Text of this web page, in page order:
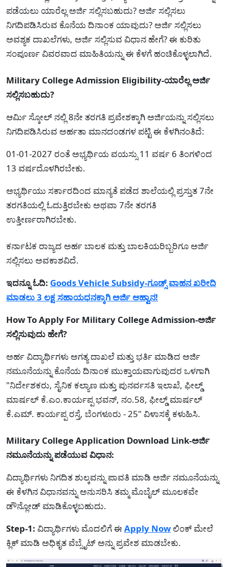
ಪಡೆಯಲು ಯಾರೆಲ್ಲ ಅರ್ಜಿ ಸಲ್ಲಿಸಬಹುದು? ಅರ್ಜಿ ಸಲ್ಲಿಸಲು
ನಿಗದಿಪಡಿಸಿರುವ ಕೊನೆಯ ದಿನಾಂಕ ಯಾವುದು? ಅರ್ಜಿ ಸಲ್ಲಿಸಲು
ಅವಶ್ಯಕ ದಾಖಲೆಗಳು, ಅರ್ಜಿ ಸಲ್ಲಿಸುವ ವಿಧಾನ ಹೇಗೆ? ಈ ಕುರಿತು
ಸಂಪೂರ್ಣ ವಿವರವಾದ ಮಾಹಿತಿಯನ್ನು ಈ ಕೆಳಗೆ ಹಂಚಿಕೊಳ್ಳಲಾಗಿದೆ.
Military College Admission Eligibility-ಯಾರೆಲ್ಲ ಅರ್ಜಿ
ಸಲ್ಲಿಸಬಹುದು?
ಆರ್ಮಿ ಸ್ಕೋಲ್ ನಲ್ಲಿ 8ನೇ ತರಗತಿ ಪ್ರವೇಶಕ್ಕಾಗಿ ಅರ್ಜಿಯನ್ನು ಸಲ್ಲಿಸಲು
ನಿಗದಿಪಡಿಸಿರುವ ಅರ್ಹತಾ ಮಾನದಂಡಗಳ ಪಟ್ಟಿ ಈ ಕೆಳಗಿನಂತಿದೆ:
01-01-2027 ರಂತೆ ಅಭ್ಯರ್ಥಿಯ ವಯಸ್ಸು 11 ವರ್ಷ 6 ತಿಂಗಳಿಂದ
13 ವರ್ಷದೊಳಗಿರಬೇಕು.
ಅಭ್ಯರ್ಥಿಯು ಸರ್ಕಾರದಿಂದ ಮಾನ್ಯತೆ ಪಡೆದ ಶಾಲೆಯಲ್ಲಿ ಪ್ರಸ್ತುತ 7ನೇ
ತರಗತಿಯಲ್ಲಿ ಓದುತ್ತಿರಬೇಕು ಅಥವಾ 7ನೇ ತರಗತಿ
ಉತ್ತೀರ್ಣರಾಗಿರಬೇಕು.
ಕರ್ನಾಟಕ ರಾಜ್ಯದ ಅರ್ಹ ಬಾಲಕ ಮತ್ತು ಬಾಲಕಿಯರಿಬ್ಬರಿಗೂ ಅರ್ಜಿ
ಸಲ್ಲಿಸಲು ಅವಕಾಶವಿದೆ.
ಇದನ್ನೂ ಓದಿ: Goods Vehicle Subsidy-ಗೂಡ್ಸ್ ವಾಹನ ಖರೀದಿ
ಮಾಡಲು 3 ಲಕ್ಷ ಸಹಾಯಧನಕ್ಕಾಗಿ ಅರ್ಜಿ ಆಹ್ವಾನ!
How To Apply For Military College Admission-ಅರ್ಜಿ
ಸಲ್ಲಿಸುವುದು ಹೇಗೆ?
ಅರ್ಹ ವಿದ್ಯಾರ್ಥಿಗಳು ಅಗತ್ಯ ದಾಖಲೆ ಮತ್ತು ಭರ್ತಿ ಮಾಡಿದ ಅರ್ಜಿ
ನಮೂನೆಯನ್ನು ಕೊನೆಯ ದಿನಾಂಕ ಮುಕ್ತಾಯವಾಗುವುದರ ಒಳಗಾಗಿ
"ನಿರ್ದೇಶಕರು, ಸೈನಿಕ ಕಲ್ಯಾಣ ಮತ್ತು ಪುನರ್ವಸತಿ ಇಲಾಖೆ, ಫೀಲ್ಡ್
ಮಾರ್ಷಲ್ ಕೆ.ಎಂ.ಕಾರ್ಯಪ್ಪ ಭವನ್, ನಂ.58, ಫೀಲ್ಡ್ ಮಾರ್ಷಲ್
ಕೆ.ಎಮ್. ಕಾರ್ಯಪ್ಪ ರಸ್ತೆ, ಬೆಂಗಳೂರು - 25" ವಿಳಾಸಕ್ಕೆ ಕಳುಹಿಸಿ.
Military College Application Download Link-ಅರ್ಜಿ
ನಮೂನೆಯನ್ನು ಪಡೆಯುವ ವಿಧಾನ:
ವಿದ್ಯಾರ್ಥಿಗಳು ನಿಗದಿತ ಶುಲ್ಕವನ್ನು ಪಾವತಿ ಮಾಡಿ ಅರ್ಜಿ ನಮೂನೆಯನ್ನು
ಈ ಕೆಳಗಿನ ವಿಧಾನವನ್ನು ಅನುಸರಿಸಿ ತಮ್ಮ ಮೊಬೈಲ್ ಮೂಲಕವೇ
ಡೌನ್ಲೋಡ್ ಮಾಡಿಕೊಳ್ಳಬಹುದು.
Step-1: ವಿದ್ಯಾರ್ಥಿಗಳು ಮೊದಲಿಗೆ ಈ Apply Now ಲಿಂಕ್ ಮೇಲೆ
ಕ್ಲಿಕ್ ಮಾಡಿ ಅಧಿಕೃತ ವೆಬ್ಸೈಟ್ ಅನ್ನು ಪ್ರವೇಶ ಮಾಡಬೇಕು.